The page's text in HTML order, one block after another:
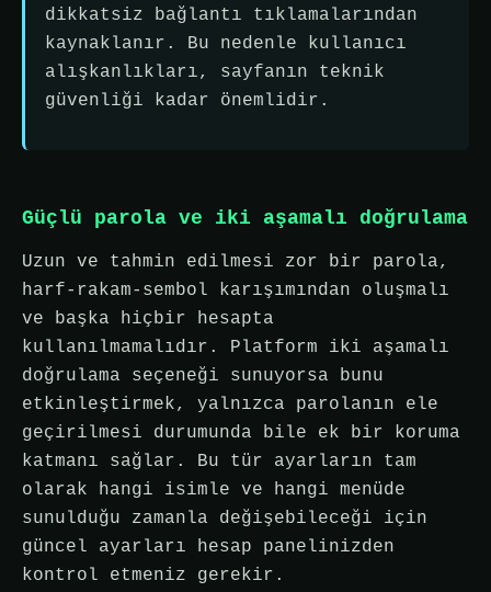
dikkatsiz bağlantı tıklamalarından
kaynaklanır. Bu nedenle kullanıcı
alışkanlıkları, sayfanın teknik
güvenliği kadar önemlidir.
Güçlü parola ve iki aşamalı doğrulama
Uzun ve tahmin edilmesi zor bir parola,
harf-rakam-sembol karışımından oluşmalı
ve başka hiçbir hesapta
kullanılmamalıdır. Platform iki aşamalı
doğrulama seçeneği sunuyorsa bunu
etkinleştirmek, yalnızca parolanın ele
geçirilmesi durumunda bile ek bir koruma
katmanı sağlar. Bu tür ayarların tam
olarak hangi isimle ve hangi menüde
sunulduğu zamanla değişebileceği için
güncel ayarları hesap panelinizden
kontrol etmeniz gerekir.